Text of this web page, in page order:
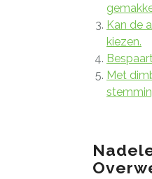
Kan de
kiezen.
Met